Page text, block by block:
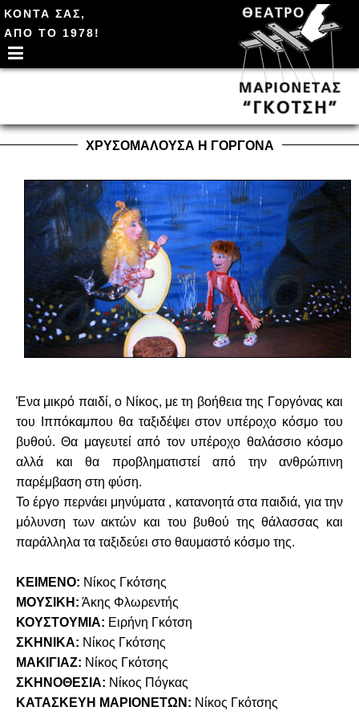
ΚΟΝΤΑ ΣΑΣ,
ΑΠΟ ΤΟ 1978!
ΧΡΥΣΟΜΑΛΟΥΣΑ Η ΓΟΡΓΟΝΑ
Ένα μικρό παιδί, ο Νίκος, με τη βοήθεια της Γοργόνας και
του Ιππόκαμπου θα ταξιδέψει στον υπέροχο κόσμο του
βυθού. Θα μαγευτεί από τον υπέροχο θαλάσσιο κόσμο
αλλά και θα προβληματιστεί από την ανθρώπινη
παρέμβαση στη φύση.
Το έργο περνάει μηνύματα , κατανοητά στα παιδιά, για την
μόλυνση των ακτών και του βυθού της θάλασσας και
παράλληλα τα ταξιδεύει στο θαυμαστό κόσμο της.
ΚΕΙΜΕΝΟ: Νίκος Γκότσης
ΜΟΥΣΙΚΗ: Άκης Φλωρεντής
ΚΟΥΣΤΟΥΜΙΑ: Ειρήνη Γκότση
ΣΚΗΝΙΚΑ: Νίκος Γκότσης
ΜΑΚΙΓΙΑΖ: Νίκος Γκότσης
ΣΚΗΝΟΘΕΣΙΑ: Νίκος Πόγκας
ΚΑΤΑΣΚΕΥΗ ΜΑΡΙΟΝΕΤΩΝ: Νίκος Γκότσης